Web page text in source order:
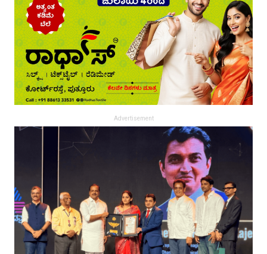
Advertisement